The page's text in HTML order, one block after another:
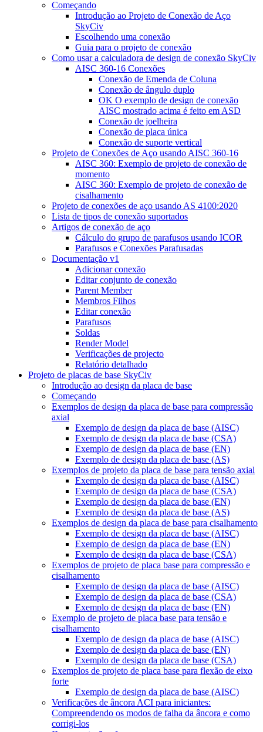
Começando
Introdução ao Projeto de Conexão de Aço
SkyCiv
Escolhendo uma conexão
Guia para o projeto de conexão
Como usar a calculadora de design de conexão SkyCiv
AISC 360-16 Conexões
Conexão de Emenda de Coluna
Conexão de ângulo duplo
OK O exemplo de design de conexão
AISC mostrado acima é feito em ASD
Conexão de joelheira
Conexão de placa única
Conexão de suporte vertical
Projeto de Conexões de Aço usando AISC 360-16
AISC 360: Exemplo de projeto de conexão de
momento
AISC 360: Exemplo de projeto de conexão de
cisalhamento
Projeto de conexões de aço usando AS 4100:2020
Lista de tipos de conexão suportados
Artigos de conexão de aço
Cálculo do grupo de parafusos usando ICOR
Parafusos e Conexões Parafusadas
Documentação v1
Adicionar conexão
Editar conjunto de conexão
Parent Member
Membros Filhos
Editar conexão
Parafusos
Soldas
Render Model
Verificações de projecto
Relatório detalhado
Projeto de placas de base SkyCiv
Introdução ao design da placa de base
Começando
Exemplos de design da placa de base para compressão
axial
Exemplo de design da placa de base (AISC)
Exemplo de design da placa de base (CSA)
Exemplo de design da placa de base (EN)
Exemplo de design da placa de base (AS)
Exemplos de projeto da placa de base para tensão axial
Exemplo de design da placa de base (AISC)
Exemplo de design da placa de base (CSA)
Exemplo de design da placa de base (EN)
Exemplo de design da placa de base (AS)
Exemplos de design da placa de base para cisalhamento
Exemplo de design da placa de base (AISC)
Exemplo de design da placa de base (EN)
Exemplo de design da placa de base (CSA)
Exemplos de projeto de placa base para compressão e
cisalhamento
Exemplo de design da placa de base (AISC)
Exemplo de design da placa de base (CSA)
Exemplo de design da placa de base (EN)
Exemplo de projeto de placa base para tensão e
cisalhamento
Exemplo de design da placa de base (AISC)
Exemplo de design da placa de base (EN)
Exemplo de design da placa de base (CSA)
Exemplos de projeto de placa base para flexão de eixo
forte
Exemplo de design da placa de base (AISC)
Verificações de âncora ACI para iniciantes:
Compreendendo os modos de falha da âncora e como
corrigi-los